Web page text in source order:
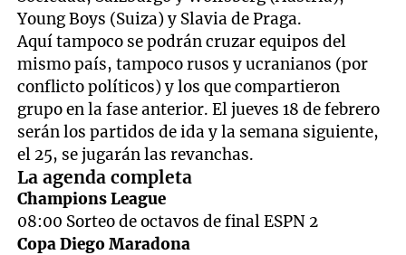
Young Boys (Suiza) y Slavia de Praga.
Aquí tampoco se podrán cruzar equipos del
mismo país, tampoco rusos y ucranianos (por
conflicto políticos) y los que compartieron
grupo en la fase anterior. El jueves 18 de febrero
serán los partidos de ida y la semana siguiente,
el 25, se jugarán las revanchas.
La agenda completa
Champions League
08:00 Sorteo de octavos de final ESPN 2
Copa Diego Maradona